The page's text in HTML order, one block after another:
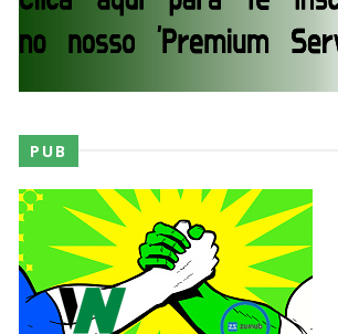
AEW Dynamite 22JUL26
TNA iMPACT Wrestling 06 aug 2026
Unknown Aug 07 2026
AEW Dynamite 05AUG26
Unknown -Aug 06 2026
PUB